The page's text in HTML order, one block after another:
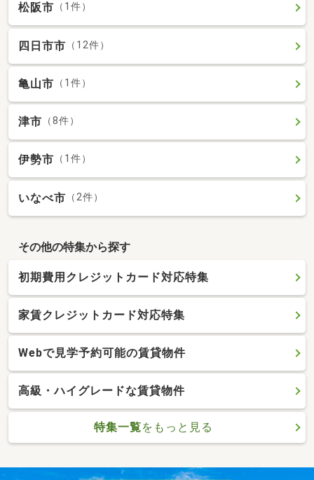
松阪市 （1件）
四日市市 （12件）
亀山市 （1件）
津市 （8件）
伊勢市 （1件）
いなべ市 （2件）
その他の特集から探す
初期費用クレジットカード対応特集
家賃クレジットカード対応特集
Webで見学予約可能の賃貸物件
高級・ハイグレードな賃貸物件
特集一覧をもっと見る